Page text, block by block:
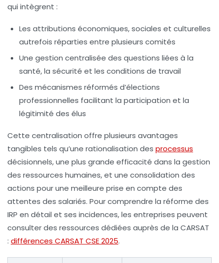
qui intègrent :
Les attributions économiques, sociales et culturelles
autrefois réparties entre plusieurs comités
Une gestion centralisée des questions liées à la
santé, la sécurité et les conditions de travail
Des mécanismes réformés d’élections
professionnelles facilitant la participation et la
légitimité des élus
Cette centralisation offre plusieurs avantages
tangibles tels qu’une rationalisation des processus
décisionnels, une plus grande efficacité dans la gestion
des ressources humaines, et une consolidation des
actions pour une meilleure prise en compte des
attentes des salariés. Pour comprendre la réforme des
IRP en détail et ses incidences, les entreprises peuvent
consulter des ressources dédiées auprès de la CARSAT
: différences CARSAT CSE 2025.